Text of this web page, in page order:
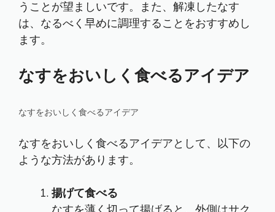
うことが望ましいです。また、解凍したなす
は、なるべく早めに調理することをおすすめし
ます。
なすをおいしく食べるアイデア
なすをおいしく食べるアイデア
なすをおいしく食べるアイデアとして、以下の
ような方法があります。
揚げて食べる